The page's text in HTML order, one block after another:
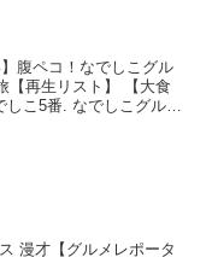
腹ペコ！なでしこグル
【再生リスト】 【大食
こ5番. なでしこグルメ
漫才【グルメレポータ